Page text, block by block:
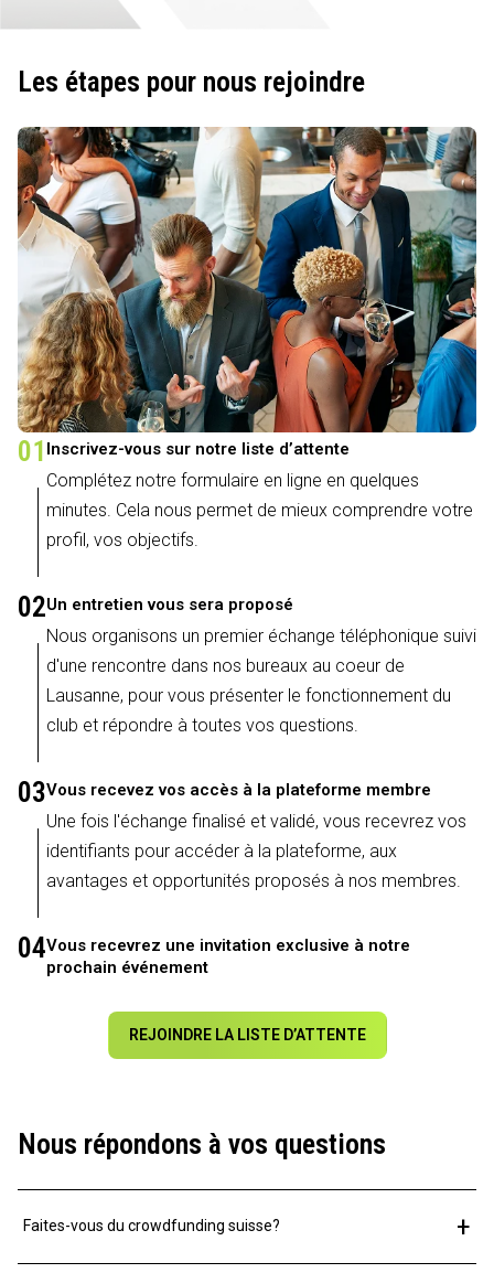
Les étapes pour nous rejoindre
01 Inscrivez-vous sur notre liste d’attente
Complétez notre formulaire en ligne en quelques
minutes. Cela nous permet de mieux comprendre votre
profil, vos objectifs.
02Un entretien vous sera proposé
Nous organisons un premier échange téléphonique suivi
d'une rencontre dans nos bureaux au coeur de
Lausanne, pour vous présenter le fonctionnement du
club et répondre à toutes vos questions.
03Vous recevez vos accès à la plateforme membre
Une fois l'échange finalisé et validé, vous recevrez vos
identifiants pour accéder à la plateforme, aux
avantages et opportunités proposés à nos membres.
04Vous recevrez une invitation exclusive à notre
prochain événement
REJOINDRE LA LISTE D’ATTENTE
Nous répondons à vos questions
Faites-vous du crowdfunding suisse? +